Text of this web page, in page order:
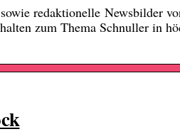
redaktionelle Newsbilder
zum Thema Schnuller in